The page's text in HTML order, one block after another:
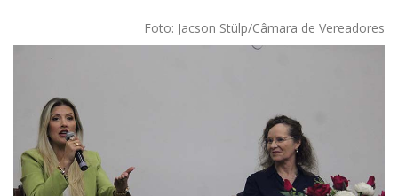
Foto: Jacson Stülp/Câmara de Vereadores